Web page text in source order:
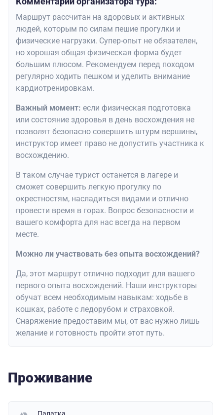
Маршрут рассчитан на здоровых и активных
людей, которым по силам пешие прогулки и
физические нагрузки. Супер-опыт не обязателен,
но хорошая общая физическая форма будет
большим плюсом. Рекомендуем перед походом
регулярно ходить пешком и уделить внимание
кардиотренировкам.
Важный момент: если физическая подготовка
или состояние здоровья в день восхождения не
позволят безопасно совершить штурм вершины,
инструктор имеет право не допустить участника к
восхождению.
В таком случае турист останется в лагере и
сможет совершить легкую прогулку по
окрестностям, насладиться видами и отлично
провести время в горах. Вопрос безопасности и
вашего комфорта для нас всегда на первом
месте.
Можно ли участвовать без опыта восхождений?
Да, этот маршрут отлично подходит для вашего
первого опыта восхождений. Наши инструкторы
обучат всем необходимым навыкам: ходьбе в
кошках, работе с ледорубом и страховкой.
Снаряжение предоставим мы, от вас нужно лишь
желание и готовность пройти этот путь.
Проживание